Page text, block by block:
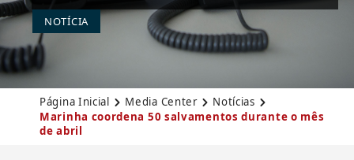
NOTÍCIA
Página Inicial Media Center
Notícias
Marinha coordena 50 salvamentos durante o mês
de abril